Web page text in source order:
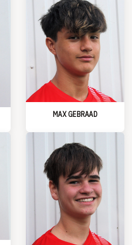
MAX GEBRAAD